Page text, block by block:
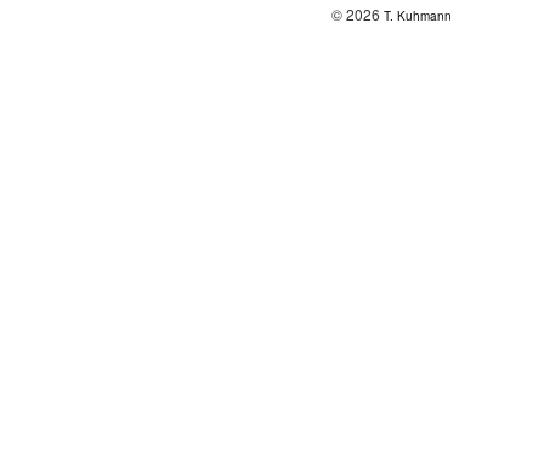
© 2026 T. Kuhmann